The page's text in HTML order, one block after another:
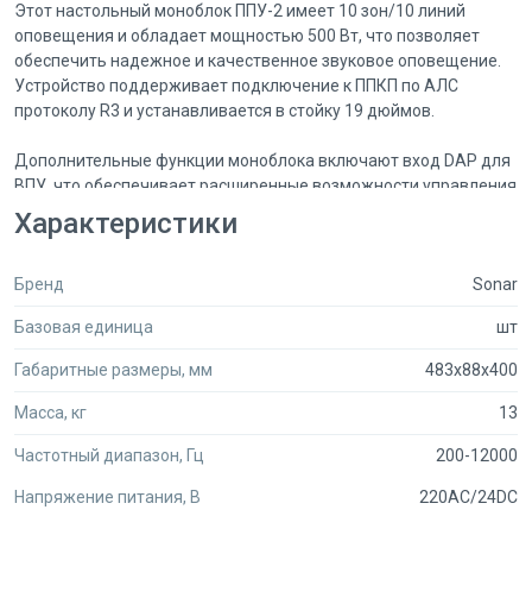
Этот настольный моноблок ППУ-2 имеет 10 зон/10 линий
оповещения и обладает мощностью 500 Вт, что позволяет
обеспечить надежное и качественное звуковое оповещение.
Устройство поддерживает подключение к ППКП по АЛС
протоколу R3 и устанавливается в стойку 19 дюймов.
Дополнительные функции моноблока включают вход DAP для
ВПУ, что обеспечивает расширенные возможности управления
и контроля системой оповещения.
средних объектов, где необходимо организовать систему
совместимо с пультами управления SRM-7010 (для 10 зон) и
SRM-7020 (для 20 зон), что обеспечивает гибкость и удобство
в настройке и управлении системой.
надежное и качественное оборудование, которое обеспечит
Характеристики
Бренд Sonar
Базовая единица шт
Габаритные размеры, мм 483x88x400
Масса, кг 13
Частотный диапазон, Гц 200-12000
Напряжение питания, В 220AC/24DC